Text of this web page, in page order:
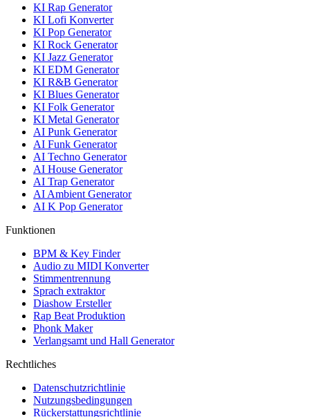
KI Rap Generator
KI Lofi Konverter
KI Pop Generator
KI Rock Generator
KI Jazz Generator
KI EDM Generator
KI R&B Generator
KI Blues Generator
KI Folk Generator
KI Metal Generator
AI Punk Generator
AI Funk Generator
AI Techno Generator
AI House Generator
AI Trap Generator
AI Ambient Generator
AI K Pop Generator
Funktionen
BPM & Key Finder
Audio zu MIDI Konverter
Stimmentrennung
Sprach extraktor
Diashow Ersteller
Rap Beat Produktion
Phonk Maker
Verlangsamt und Hall Generator
Rechtliches
Datenschutzrichtlinie
Nutzungsbedingungen
Rückerstattungsrichtlinie